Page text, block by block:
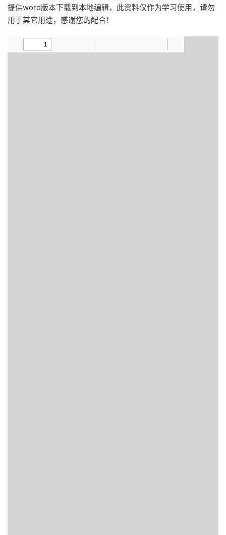
提供word版本下载到本地编辑，此资料仅作为学习使用，请勿
用于其它用途，感谢您的配合！